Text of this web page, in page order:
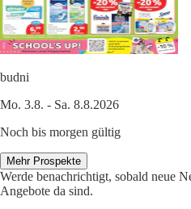
budni
Mo. 3.8. - Sa. 8.8.2026
Noch bis morgen gültig
Mehr Prospekte
Werde benachrichtigt, sobald neue
Angebote da sind.